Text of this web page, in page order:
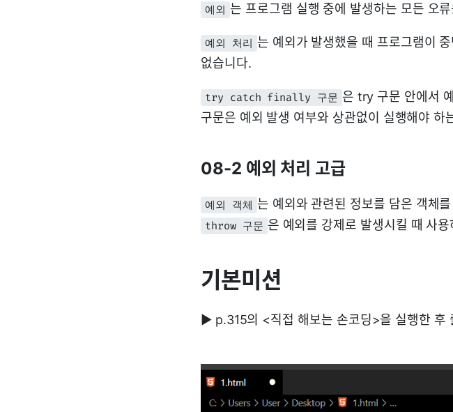
예외 는 프로그램 실행 중에 발생하는 모든 오
예외 처리 는 예외가 발생했을 때 프로그램이
없습니다.
try catch finally 구문 은 try 구문 안에서
구문은 예외 발생 여부와 상관없이 실행해야 하
08-2 예외 처리 고급
예외 객체 는 예외와 관련된 정보를 담은 객체
throw 구문 은 예외를 강제로 발생시킬 때 사
기본미션
▶ p.315의 <직접 해보는 손코딩>을 실행한 후